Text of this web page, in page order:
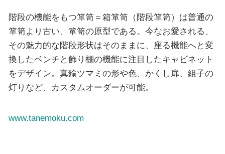
階段の機能をもつ箪笥＝箱箪笥（階段箪笥）は普通の
箪笥より古い、箪笥の原型である。今なお愛される、
その魅力的な階段形状はそのままに、座る機能へと変
換したベンチと飾り棚の機能に注目したキャビネット
をデザイン。真鍮ツマミの形や色、かくし扉、組子の
灯りなど、カスタムオーダーが可能。
www.tanemoku.com